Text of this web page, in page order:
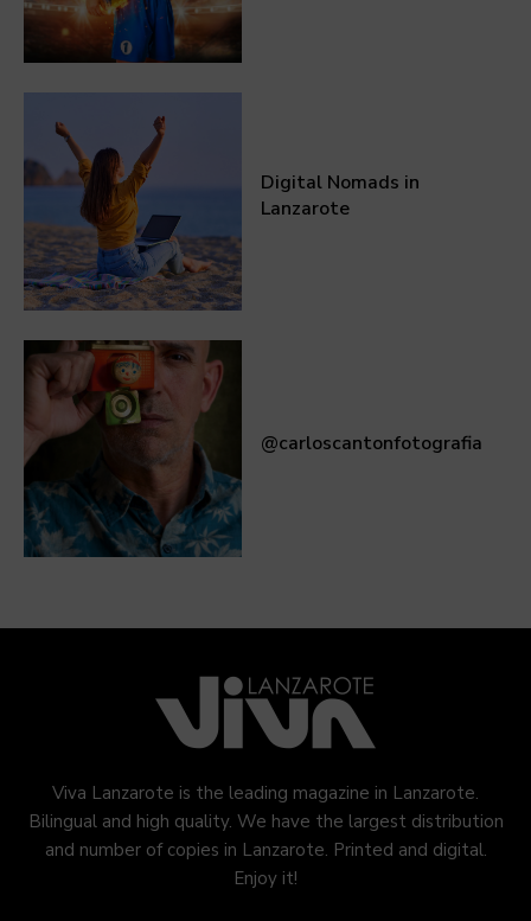
Digital Nomads in
Lanzarote
@carloscantonfotografia
Viva Lanzarote is the leading magazine in Lanzarote.
Bilingual and high quality. We have the largest distribution
and number of copies in Lanzarote. Printed and digital.
Enjoy it!